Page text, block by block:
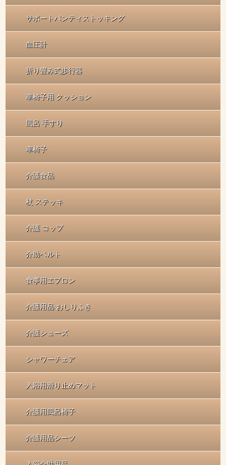
サポートパンティストッキング
血圧計
折り畳み式歩行器
車椅子用 クッション
風呂 手すり
車椅子
介護食品
杖 ステッキ
介護 コップ
介助ベルト
食事用エプロン
介護用品 おしりふき
介護シューズ
シャワーチェア
入浴用滑り止めマット
介護用風呂椅子
介護用品シーツ